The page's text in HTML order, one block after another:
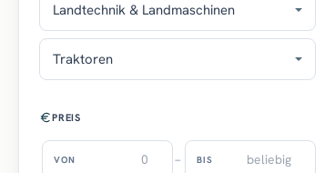
Landtechnik & Landmaschinen
Traktoren
PREIS
VON – BIS